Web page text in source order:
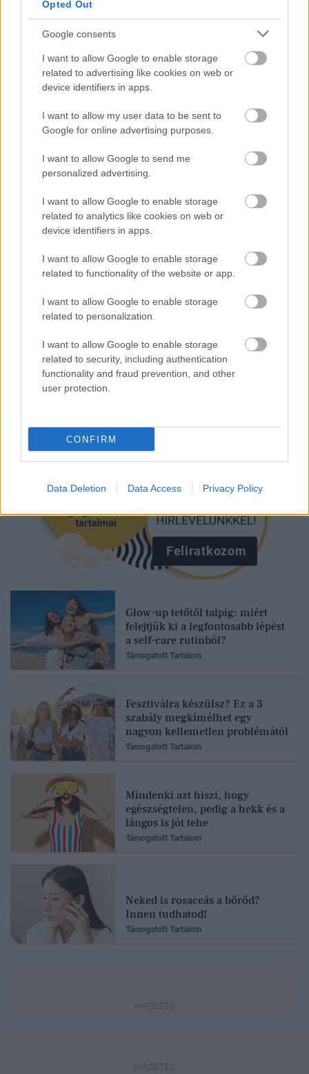
Opted Out
Google consents
I want to allow Google to enable storage
related to advertising like cookies on web or
device identifiers in apps.
I want to allow my user data to be sent to
Google for online advertising purposes.
I want to allow Google to send me
personalized advertising.
I want to allow Google to enable storage
related to analytics like cookies on web or
device identifiers in apps.
I want to allow Google to enable storage
related to functionality of the website or app.
I want to allow Google to enable storage
related to personalization.
I want to allow Google to enable storage
related to security, including authentication
functionality and fraud prevention, and other
user protection.
CONFIRM
Data Deletion Data Access Privacy Policy
Megosztás
Itt állíthatod be , hogy a Google
keresőben könnyebben megtaláld a
glamour.hu cikkeit
SELENA GOMEZ KANTAROS-NADRAG
Kövesd a Glamour cikkeit aGoogle hírekben
Feliratkozom
Glow-up tetőtől talpig: miért
felejtjük ki a legfontosabb lépést
a self-care rutinból?
Támogatott Tartalom
Fesztiválra készülsz? Ez a 3
szabály megkímélhet egy
nagyon kellemetlen problémától
Támogatott Tartalom
Mindenki azt hiszi, hogy
egészségtelen, pedig a hekk és a
lángos is jót tehe
Támogatott Tartalom
Neked is rosaceás a bőrőd?
Innen tudhatod!
Támogatott Tartalom